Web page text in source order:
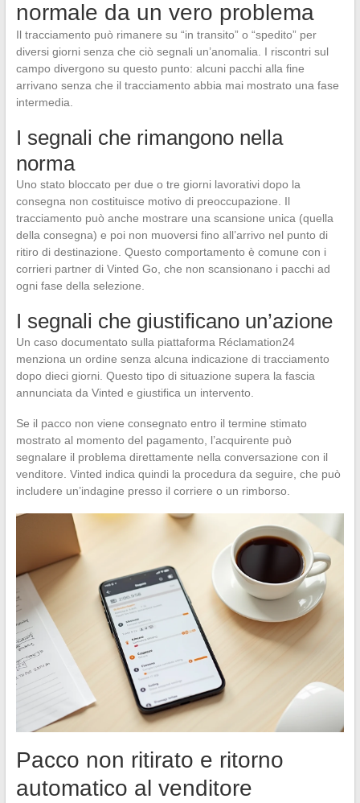
normale da un vero problema
Il tracciamento può rimanere su “in transito” o “spedito” per
diversi giorni senza che ciò segnali un’anomalia. I riscontri sul
campo divergono su questo punto: alcuni pacchi alla fine
arrivano senza che il tracciamento abbia mai mostrato una fase
intermedia.
I segnali che rimangono nella
norma
Uno stato bloccato per due o tre giorni lavorativi dopo la
consegna non costituisce motivo di preoccupazione. Il
tracciamento può anche mostrare una scansione unica (quella
della consegna) e poi non muoversi fino all’arrivo nel punto di
ritiro di destinazione. Questo comportamento è comune con i
corrieri partner di Vinted Go, che non scansionano i pacchi ad
ogni fase della selezione.
I segnali che giustificano un’azione
Un caso documentato sulla piattaforma Réclamation24
menziona un ordine senza alcuna indicazione di tracciamento
dopo dieci giorni. Questo tipo di situazione supera la fascia
annunciata da Vinted e giustifica un intervento.
Se il pacco non viene consegnato entro il termine stimato
mostrato al momento del pagamento, l’acquirente può
segnalare il problema direttamente nella conversazione con il
venditore. Vinted indica quindi la procedura da seguire, che può
includere un’indagine presso il corriere o un rimborso.
Pacco non ritirato e ritorno
automatico al venditore